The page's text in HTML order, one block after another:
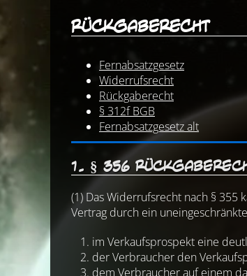
Rückgaberecht
Fernabsatzgesetz
Widerrufsrecht
Rückgaberecht
§ 312f BGB
Fernabsatzgesetz alt
1. § 356
(1) Das Widerrufsrecht nach § 355
Vertrag durch ein
im Verkaufsprospekt eine
der Verbraucher den
dem Verbraucher auf einem